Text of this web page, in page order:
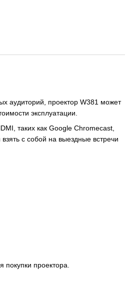
аудиторий, проектор W381 может
эксплуатации.
таких как Google Chromecast,
с собой на выездные встречи
проектора.